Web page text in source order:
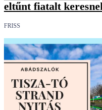
eltűnt fiatalt
FRISS